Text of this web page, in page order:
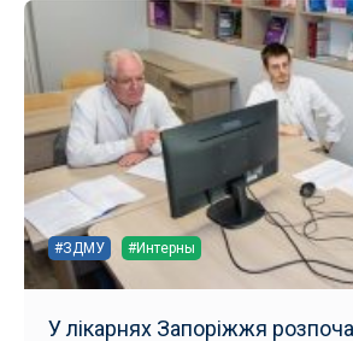
#ЗДМУ #Интерны
У лікарнях Запоріжжя